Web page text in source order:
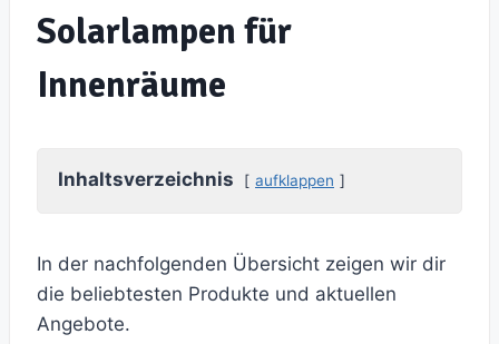
Solarlampen für
Innenräume
Inhaltsverzeichnis aufklappen
In der nachfolgenden Übersicht zeigen wir dir
die beliebtesten Produkte und aktuellen
Angebote.